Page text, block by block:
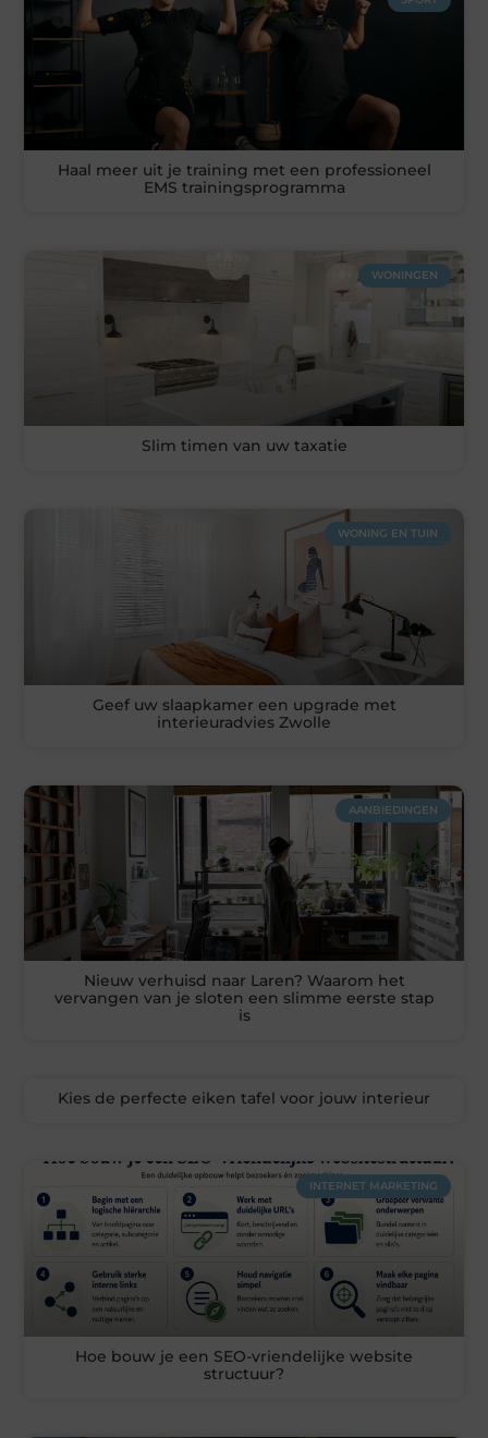
Haal meer uit je training met een professioneel
EMS trainingsprogramma
WONINGEN
Slim timen van uw taxatie
WONING EN TUIN
Geef uw slaapkamer een upgrade met
interieuradvies Zwolle
AANBIEDINGEN
Nieuw verhuisd naar Laren? Waarom het
vervangen van je sloten een slimme eerste stap
is
Kies de perfecte eiken tafel voor jouw interieur
INTERNET MARKETING
Hoe bouw je een SEO-vriendelijke website
structuur?